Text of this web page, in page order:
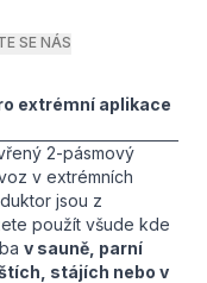
SE NÁS
extrémní aplikace
2-pásmový
v extrémních
jsou z
použít všude kde
v sauně, parní
stájích nebo v